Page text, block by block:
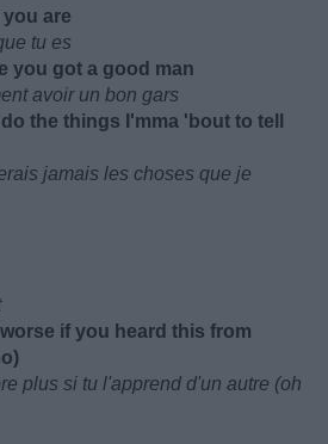
are
tu es
you got a good man
avoir un bon gars
the things I'mma 'bout to tell
jamais les choses que je
if you heard this from
plus si tu l'apprend d'un autre (oh